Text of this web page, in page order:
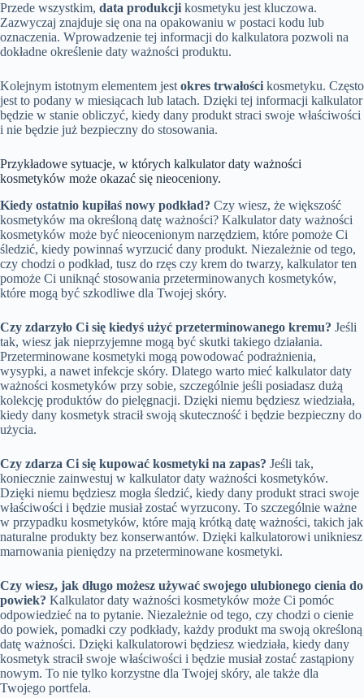
Przede wszystkim, data produkcji kosmetyku jest kluczowa.
Zazwyczaj znajduje się ona na opakowaniu w postaci kodu lub
oznaczenia. Wprowadzenie tej informacji do kalkulatora pozwoli na
dokładne określenie daty ważności produktu.
Kolejnym istotnym elementem jest okres trwałości kosmetyku. Często
jest to podany w miesiącach lub latach. Dzięki tej informacji kalkulator
będzie w stanie obliczyć, kiedy dany produkt straci swoje właściwości
i nie będzie już bezpieczny do stosowania.
Przykładowe sytuacje, w których kalkulator daty ważności
kosmetyków może okazać się nieoceniony.
Kiedy ostatnio kupiłaś nowy podkład? Czy wiesz, że większość
kosmetyków ma określoną datę ważności? Kalkulator daty ważności
kosmetyków może być nieocenionym narzędziem, które pomoże Ci
śledzić, kiedy powinnaś wyrzucić dany produkt. Niezależnie od tego,
czy chodzi o podkład, tusz do rzęs czy krem do twarzy, kalkulator ten
pomoże Ci uniknąć stosowania przeterminowanych kosmetyków,
które mogą być szkodliwe dla Twojej skóry.
Czy zdarzyło Ci się kiedyś użyć przeterminowanego kremu? Jeśli
tak, wiesz jak nieprzyjemne mogą być skutki takiego działania.
Przeterminowane kosmetyki mogą powodować podrażnienia,
wysypki, a nawet infekcje skóry. Dlatego warto mieć kalkulator daty
ważności kosmetyków przy sobie, szczególnie jeśli posiadasz dużą
kolekcję produktów do pielęgnacji. Dzięki niemu będziesz wiedziała,
kiedy dany kosmetyk stracił swoją skuteczność i będzie bezpieczny do
użycia.
Czy zdarza Ci się kupować kosmetyki na zapas? Jeśli tak,
koniecznie zainwestuj w kalkulator daty ważności kosmetyków.
Dzięki niemu będziesz mogła śledzić, kiedy dany produkt straci swoje
właściwości i będzie musiał zostać wyrzucony. To szczególnie ważne
w przypadku kosmetyków, które mają krótką datę ważności, takich jak
naturalne produkty bez konserwantów. Dzięki kalkulatorowi unikniesz
marnowania pieniędzy na przeterminowane kosmetyki.
Czy wiesz, jak długo możesz używać swojego ulubionego cienia do
powiek? Kalkulator daty ważności kosmetyków może Ci pomóc
odpowiedzieć na to pytanie. Niezależnie od tego, czy chodzi o cienie
do powiek, pomadki czy podkłady, każdy produkt ma swoją określoną
datę ważności. Dzięki kalkulatorowi będziesz wiedziała, kiedy dany
kosmetyk stracił swoje właściwości i będzie musiał zostać zastąpiony
nowym. To nie tylko korzystne dla Twojej skóry, ale także dla
Twojego portfela.